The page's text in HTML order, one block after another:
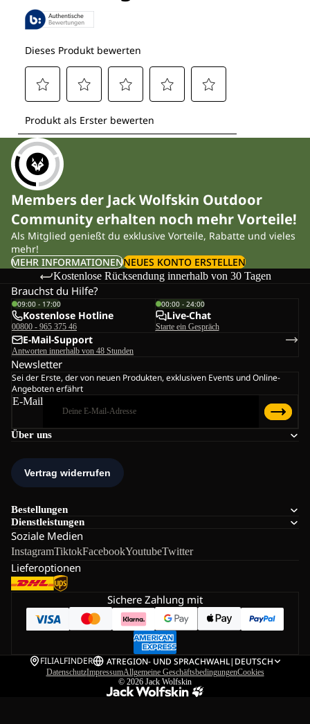
Members der Jack Wolfskin Outdoor
Community erhalten noch mehr Vorteile!
Als Mitglied genießt du exklusive Vorteile, Rabatte und vieles
mehr!
MEHR INFORMATIONENNEUES KONTO ERSTELLEN
Kostenlose Rücksendung innerhalb von 30 Tagen
Über uns
Bestellungen
Dienstleistungen
Soziale Medien
InstagramTiktokFacebookYoutubeTwitter
Lieferoptionen
Brauchst du Hilfe?
09:00 - 17:00
Kostenlose Hotline
00800 - 965 375 46
00:00 - 24:00
Live-Chat
Starte ein Gespräch
E-Mail-Support
Antworten innerhalb von 48 Stunden
Newsletter
Sei der Erste, der von neuen Produkten, exklusiven Events und Online-
Angeboten erfährt
E-Mail
Sichere Zahlung mit
FILIALFINDER ATREGION- UND SPRACHWAHL| DEUTSCH
DatenschutzImpressumAllgemeine GeschäftsbedingungenCookies
© 2026 Jack Wolfskin